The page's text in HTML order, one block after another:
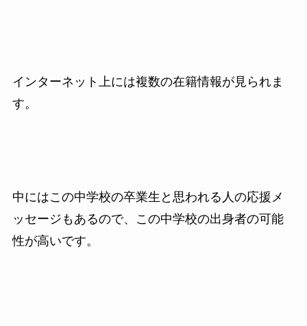
インターネット上には複数の在籍情報が見られま
す。
中にはこの中学校の卒業生と思われる人の応援メ
ッセージもあるので、この中学校の出身者の可能
性が高いです。